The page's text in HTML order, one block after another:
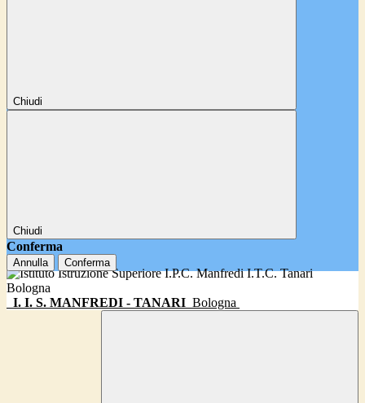
Chiudi
Chiudi
Conferma
Annulla Conferma
I. I. S. MANFREDI - TANARI Bologna